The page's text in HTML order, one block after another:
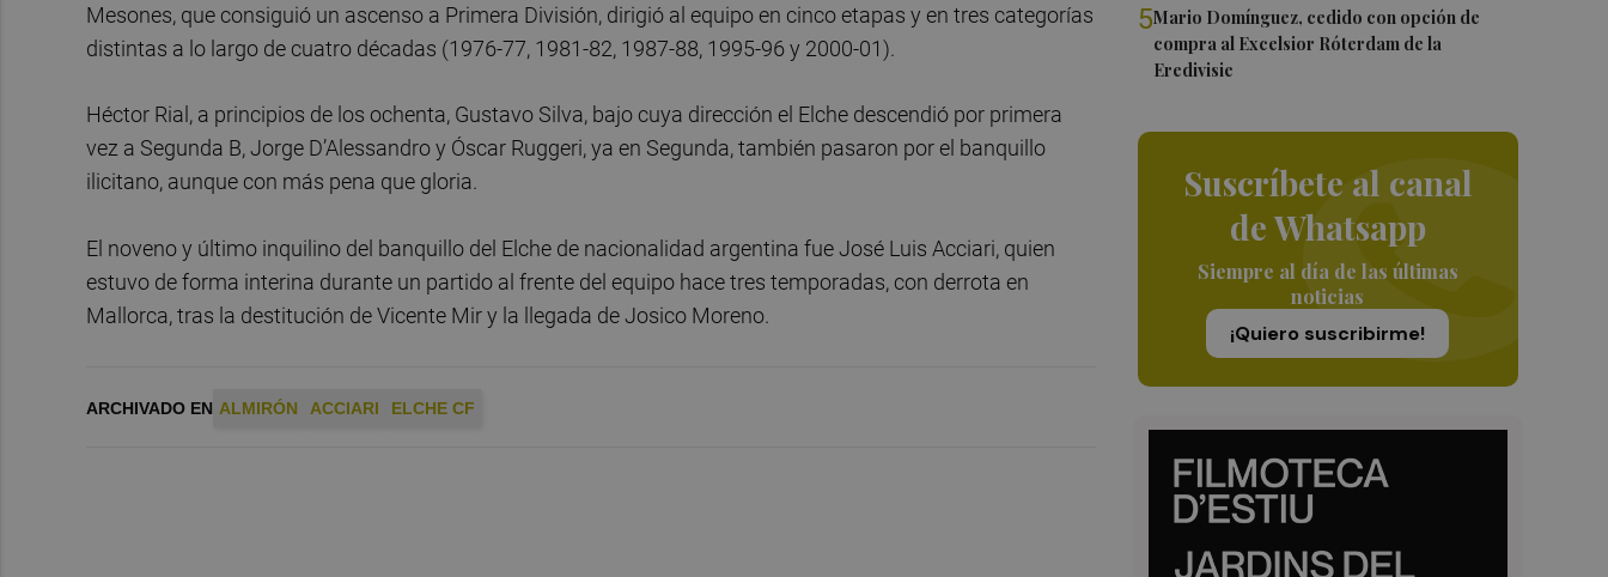
5Mario Domínguez, cedido con opción de
compra al Excelsior Róterdam de la
Eredivisie
Suscríbete al canal
de Whatsapp
Siempre al día de las últimas
noticias
¡Quiero suscribirme!
Mesones, que consiguió un ascenso a Primera División, dirigió al equipo en cinco etapas y en tres categorías
distintas a lo largo de cuatro décadas (1976-77, 1981-82, 1987-88, 1995-96 y 2000-01).
Héctor Rial, a principios de los ochenta, Gustavo Silva, bajo cuya dirección el Elche descendió por primera
vez a Segunda B, Jorge D’Alessandro y Óscar Ruggeri, ya en Segunda, también pasaron por el banquillo
ilicitano, aunque con más pena que gloria.
El noveno y último inquilino del banquillo del Elche de nacionalidad argentina fue José Luis Acciari, quien
estuvo de forma interina durante un partido al frente del equipo hace tres temporadas, con derrota en
Mallorca, tras la destitución de Vicente Mir y la llegada de Josico Moreno.
ARCHIVADO EN ALMIRÓN ACCIARI ELCHE CF